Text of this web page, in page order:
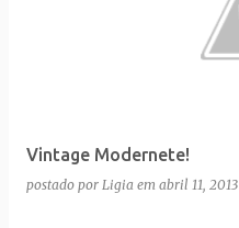
Vintage Modernete!
postado por Ligia em abril 11, 2013